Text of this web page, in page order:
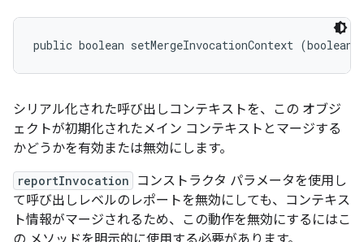
public boolean setMergeInvocationContext (boolean
シリアル化された呼び出しコンテキストを、この オブジ
ェクトが初期化されたメイン コンテキストとマージする
かどうかを有効または無効にします。
reportInvocation
コンストラクタ パラメータを使用し
て呼び出しレベルのレポートを無効にしても、コンテキス
ト情報がマージされるため、この動作を無効にするにはこ